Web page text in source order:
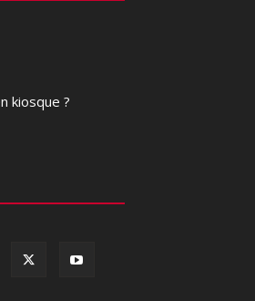
kiosque ?